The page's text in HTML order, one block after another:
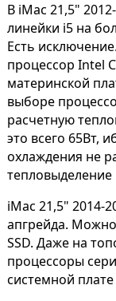
В iMac 21,5"
линейки i5 на
Есть
процессор Intel
материнской
выборе
расчетную
это всего 65Вт,
охлаждения не
тепловыделение
iMac 21,5" 2014-
апгрейда.
SSD. Даже на
процессоры
системной